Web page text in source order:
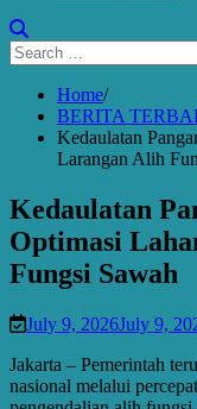
Search
for:
Home
BERITA
Kedaulatan
Larangan Alih
Kedaulatan
Optimasi
Fungsi Sawah
July 9, 2026July 9,
Jakarta – Pemerintah
nasional melalui